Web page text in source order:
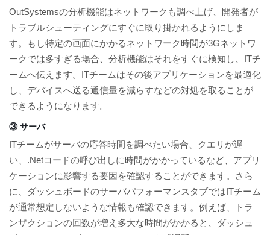
OutSystemsの分析機能はネットワークも調べ上げ、開発者が
トラブルシューティングにすぐに取り掛かれるようにしま
す。もし特定の画面にかかるネットワーク時間が3Gネットワ
ークでは多すぎる場合、分析機能はそれをすぐに検知し、ITチ
ームへ伝えます。ITチームはその後アプリケーションを最適化
し、デバイスへ送る通信量を減らすなどの対処を取ることが
できるようになります。
③ サーバ
ITチームがサーバの応答時間を調べたい場合、クエリが遅
い、.Netコードの呼び出しに時間がかかっているなど、アプリ
ケーションに影響する要因を確認することができます。さら
に、ダッシュボードのサーバパフォーマンスタブではITチーム
が通常想定しないような情報も確認できます。例えば、トラ
ンザクションの回数が増え多大な時間がかかると、ダッシュ